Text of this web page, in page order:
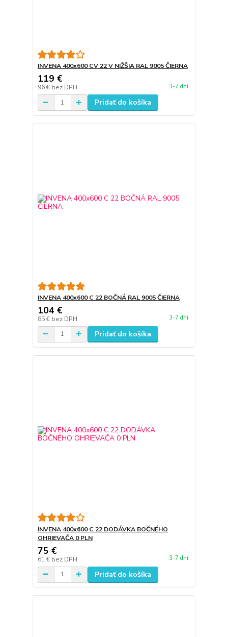
INVENA 400x600 CV 22 V NIŽŠIA RAL 9005 ČIERNA
119 €
96 € bez DPH 3-7 dní
Pridať do košíka
INVENA 400x600 C 22 BOČNÁ RAL 9005 ČIERNA
104 €
85 € bez DPH 3-7 dní
Pridať do košíka
INVENA 400x600 C 22 DODÁVKA BOČNÉHO
OHRIEVAČA 0 PLN
75 €
61 € bez DPH 3-7 dní
Pridať do košíka